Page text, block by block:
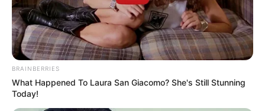
Alerta
Por:Yamid Rodríguez Manzano
Diciembre 23, 2021
COMPARTIR
BRAINBERRIES
What Happened To Laura San Giacomo? She's Still Stunning
Today!